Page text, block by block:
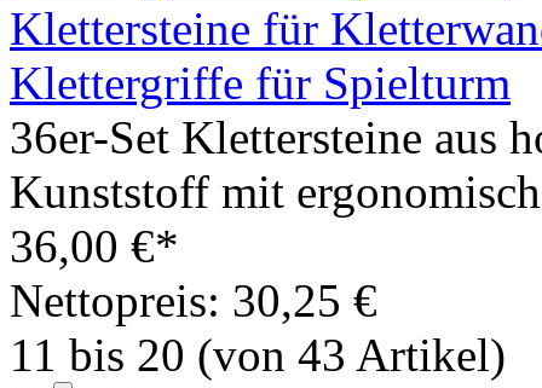
Klettersteine für
Klettergriffe für Spielturm
36er-Set Klettersteine aus
Kunststoff mit
36,00 €*
Nettopreis: 30,25 €
11 bis 20 (von 43 Artikel)